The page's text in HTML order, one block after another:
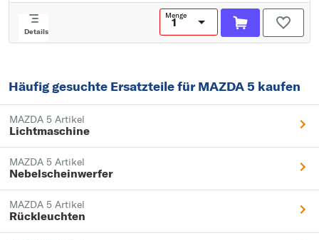
Details
Menge
Häufig gesuchte Ersatzteile für MAZDA 5 kaufen
MAZDA 5 Artikel
Lichtmaschine
MAZDA 5 Artikel
Nebelscheinwerfer
MAZDA 5 Artikel
Rückleuchten